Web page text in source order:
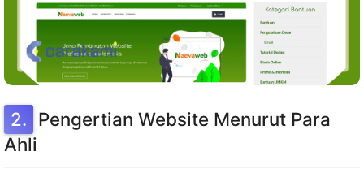
Pengertian Website Menurut Para
Ahli